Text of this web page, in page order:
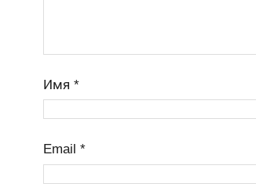
Имя*
Email*